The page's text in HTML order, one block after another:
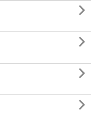



